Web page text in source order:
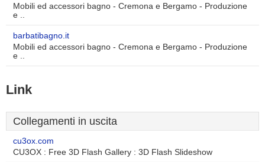
Mobili ed accessori bagno - Cremona e Bergamo - Produzione
e ..
barbatibagno.it
Mobili ed accessori bagno - Cremona e Bergamo - Produzione
e ..
Link
Collegamenti in uscita
cu3ox.com
CU3OX : Free 3D Flash Gallery : 3D Flash Slideshow